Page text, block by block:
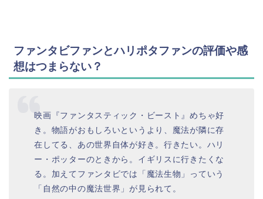
ファンタビファンとハリポタファンの評価や感
想はつまらない？
映画『ファンタスティック・ビースト』めちゃ好
き。物語がおもしろいというより、魔法が隣に存
在してる、あの世界自体が好き。行きたい。ハリ
ー・ポッターのときから。イギリスに行きたくな
る。加えてファンタビでは「魔法生物」っていう
「自然の中の魔法世界」が見られて。